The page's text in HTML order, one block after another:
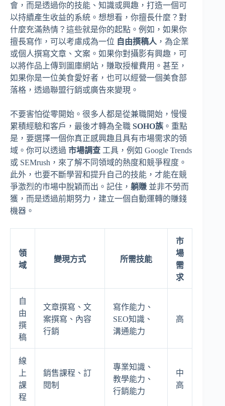
會，而是透過你的技能、知識或興趣，打造一個可
以持續產生收益的系統。想想看，你擅長什麼？對
什麼充滿熱情？這些就是你的起點。例如，如果你
擅長寫作，可以考慮成為一位 自由撰稿人 ，為企業
或個人撰寫文章、文案。如果你對攝影有興趣，可
以將作品上傳到圖庫網站，賺取授權費用。甚至，
如果你是一位美食愛好者，也可以經營一個美食部
落格，透過聯盟行銷或廣告來變現。
不要害怕從零開始。很多人都是從兼職開始，慢慢
累積經驗和客戶，最後才轉為全職 SOHO族 。重點
是，要選擇一個你真正感興趣且具有市場需求的領
域。你可以透過 市場調查 工具，例如 Google Trends
或 SEMrush，來了解不同領域的熱度和競爭程度。
此外，也要不斷學習和提升自己的技能，才能在競
爭激烈的市場中脫穎而出。記住， 躺賺 並非不勞而
獲，而是透過前期努力，建立一個自動運轉的賺錢
機器。
領
域
變現方式 所需技能
市
場
需
求
自
由
撰
稿
文章撰寫、文
案撰寫、內容
行銷
寫作能力、
SEO知識、
溝通能力
高
線
上
課
程
銷售課程、訂
閱制
專業知識、
教學能力、
行銷能力
中
高